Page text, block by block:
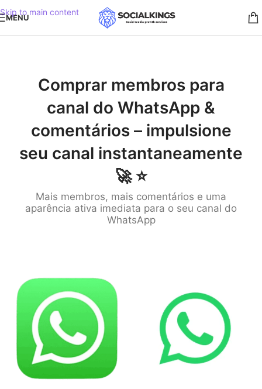
Skip to main content
MENU
Comprar membros para
canal do WhatsApp &
comentários – impulsione
seu canal instantaneamente
🚀 ⭐️
Mais membros, mais comentários e uma
aparência ativa imediata para o seu canal do
WhatsApp